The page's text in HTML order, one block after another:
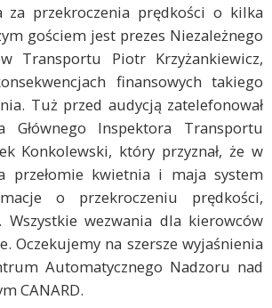
za przekroczenia prędkości o kilka
gościem jest prezes Niezależnego
Transportu Piotr Krzyżankiewicz,
finansowych takiego
Tuż przed audycją zatelefonował
Głównego Inspektora Transportu
Konkolewski, który przyznał, że w
przełomie kwietnia i maja system
o przekroczeniu prędkości,
Wszystkie wezwania dla kierowców
Oczekujemy na szersze wyjaśnienia
Automatycznego Nadzoru nad
CANARD.